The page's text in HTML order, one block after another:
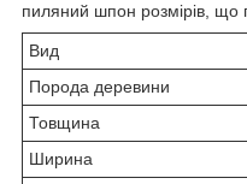
пиляний шпон розмірів, що
Вид
Порода деревини
Товщина
Ширина